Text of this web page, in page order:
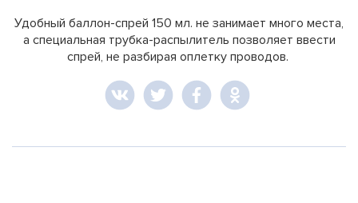
Удобный баллон-спрей 150 мл. не занимает много места,
а специальная трубка-распылитель позволяет ввести
спрей, не разбирая оплетку проводов.